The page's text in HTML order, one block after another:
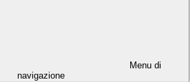
Menu di
navigazione